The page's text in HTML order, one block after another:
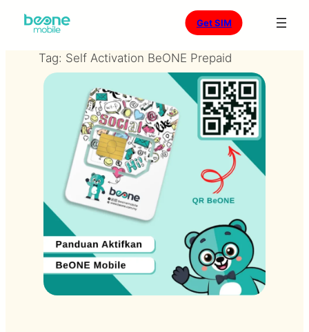
Skip
content
Get SIM
Tag: Self Activation BeONE Prepaid